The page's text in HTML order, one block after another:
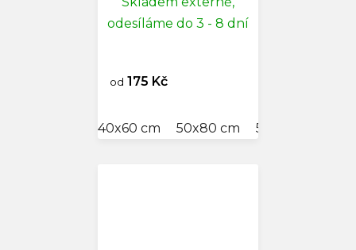
odesíláme do 3 - 8 dní
od 175 Kč
40x60 cm 50x80 cm 57x120 cm